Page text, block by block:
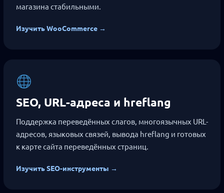
магазина стабильными.
Изучить WooCommerce →
SEO, URL-адреса и hreflang
Поддержка переведённых слагов, многоязычных URL-
адресов, языковых связей, вывода hreflang и готовых
к карте сайта переведённых страниц.
Изучить SEO-инструменты →